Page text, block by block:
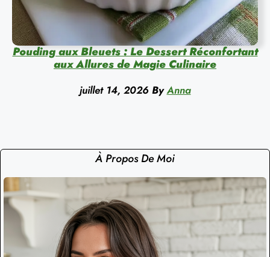
Pouding aux Bleuets : Le Dessert Réconfortant
aux Allures de Magie Culinaire
juillet 14, 2026 By Anna
À Propos De Moi